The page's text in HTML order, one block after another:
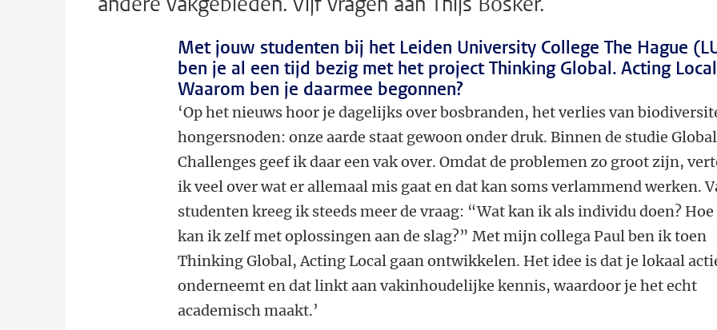
Met jouw studenten bij het Leiden University College The Hague
ben je al een tijd bezig met het project Thinking Global. Acting
Waarom ben je daarmee begonnen?
‘Op het nieuws hoor je dagelijks over bosbranden, het verlies van
hongersnoden: onze aarde staat gewoon onder druk. Binnen de studie Global
Challenges geef ik daar een vak over. Omdat de problemen zo groot zijn,
ik veel over wat er allemaal mis gaat en dat kan soms verlammend werken.
studenten kreeg ik steeds meer de vraag: “Wat kan ik als individu doen? Hoe
kan ik zelf met oplossingen aan de slag?” Met mijn collega Paul ben ik toen
Thinking Global, Acting Local gaan ontwikkelen. Het idee is dat je lokaal
onderneemt en dat linkt aan vakinhoudelijke kennis, waardoor je het echt
academisch maakt.’